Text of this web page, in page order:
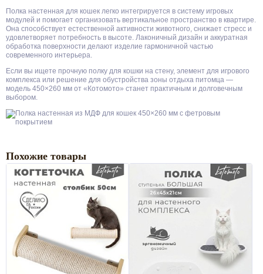
Полка настенная для кошек легко интегрируется в систему игровых
модулей и помогает организовать вертикальное пространство в квартире.
Она способствует естественной активности животного, снижает стресс и
удовлетворяет потребность в высоте. Лаконичный дизайн и аккуратная
обработка поверхности делают изделие гармоничной частью
современного интерьера.
Если вы ищете прочную полку для кошки на стену, элемент для игрового
комплекса или решение для обустройства зоны отдыха питомца —
модель 450×260 мм от «Котомото» станет практичным и долговечным
выбором.
Похожие товары